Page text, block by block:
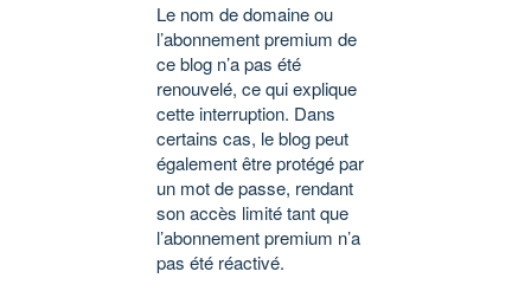
Le nom de domaine ou
l’abonnement premium de
ce blog n’a pas été
renouvelé, ce qui explique
cette interruption. Dans
certains cas, le blog peut
également être protégé par
un mot de passe, rendant
son accès limité tant que
l’abonnement premium n’a
pas été réactivé.